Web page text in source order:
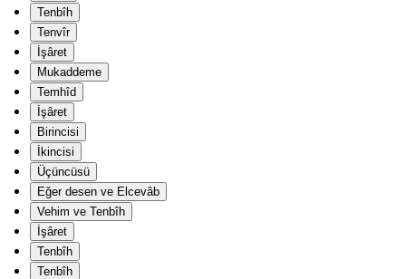
Tenbîh
Tenvîr
İşâret
Mukaddeme
Temhîd
İşâret
Birincisi
İkincisi
Üçüncüsü
Eğer desen ve Elcevâb
Vehim ve Tenbîh
İşâret
Tenbîh
Tenbîh